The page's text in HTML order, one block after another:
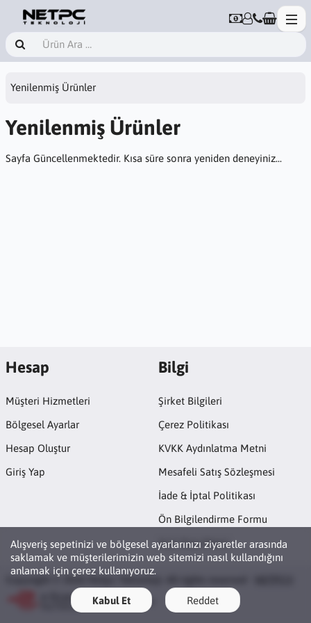
Yenilenmiş Ürünler
Yenilenmiş Ürünler
Sayfa Güncellenmektedir. Kısa süre sonra yeniden deneyiniz...
Alışveriş sepetinizi ve bölgesel ayarlarınızı ziyaretler arasında
saklamak ve müşterilerimizin web sitemizi nasıl kullandığını
anlamak için çerez kullanıyoruz.
Kabul Et Reddet
Hesap
Müşteri Hizmetleri
Bölgesel Ayarlar
Hesap Oluştur
Giriş Yap
Bilgi
Şirket Bilgileri
Çerez Politikası
KVKK Aydınlatma Metni
Mesafeli Satış Sözleşmesi
İade & İptal Politikası
Ön Bilgilendirme Formu
Açık Rıza Metni
Copyright © 2026 Netpc Teknoloji. All rights reserved ·
ETBİS'e Kayıtlıdır